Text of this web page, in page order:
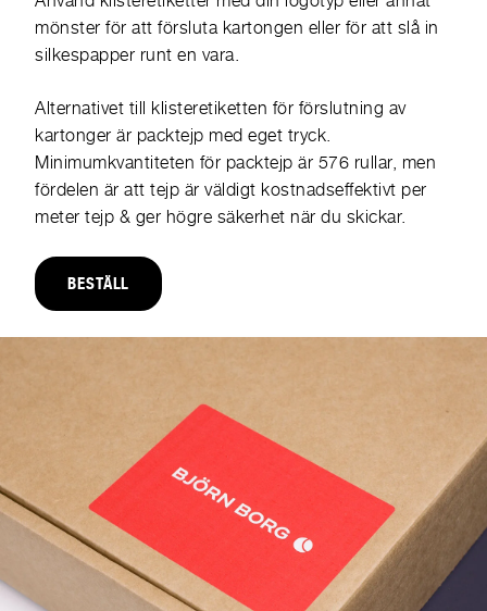
mönster för att försluta kartongen eller för att slå in
silkespapper runt en vara.
Alternativet till klisteretiketten för förslutning av
kartonger är packtejp med eget tryck.
Minimumkvantiteten för packtejp är 576 rullar, men
fördelen är att tejp är väldigt kostnadseffektivt per
meter tejp & ger högre säkerhet när du skickar.
BESTÄLL